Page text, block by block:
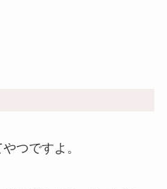
やつですよ。